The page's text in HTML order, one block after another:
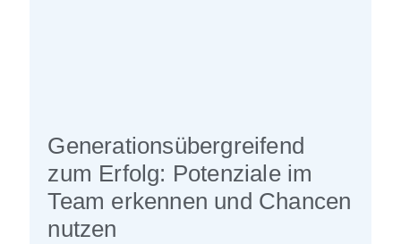
Generationsübergreifend
zum Erfolg: Potenziale im
Team erkennen und Chancen
nutzen